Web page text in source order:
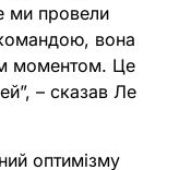
ми провели
вона
моментом. Це
– сказав Ле
оптимізму